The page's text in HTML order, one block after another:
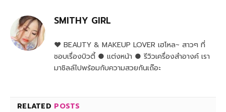
SMITHY GIRL
♥ BEAUTY & MAKEUP LOVER เฮโหล~ สาวๆ ที่
ชอบเรื่องบิวตี้ ● แต่งหน้า ● รีวิวเครื่องสำอางค์ เรา
มาชิลล์ไปพร้อมกับความสวยกันเถ๊อะ
RELATED POSTS